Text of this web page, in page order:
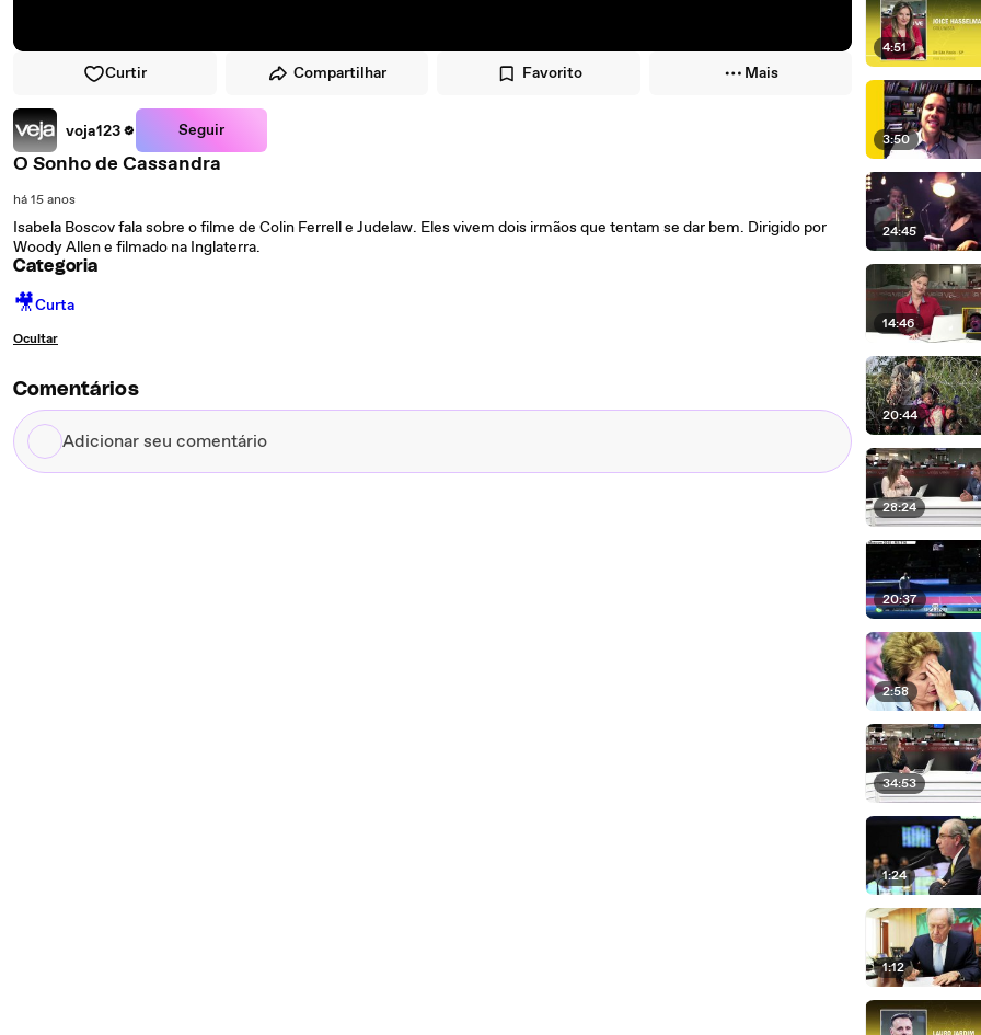
Curtir Compartilhar Favorito Mais
voja123 Seguir
O Sonho de Cassandra
há 15 anos
Isabela Boscov fala sobre o filme de Colin Ferrell e Judelaw. Eles vivem dois irmãos que tentam se dar bem. Dirigido por
Woody Allen e filmado na Inglaterra.
Categoria
🎥Curta
Ocultar
Comentários
Adicionar
seu
4:51
3:50
24:45
14:46
20:44
28:24
20:37
2:58
34:53
1:24
1:12